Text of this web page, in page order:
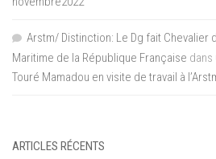
Arstm/ Distinction: Le Dg fait Chevalier
Maritime de la République Française dans
Touré Mamadou en visite de travail à
ARTICLES RÉCENTS